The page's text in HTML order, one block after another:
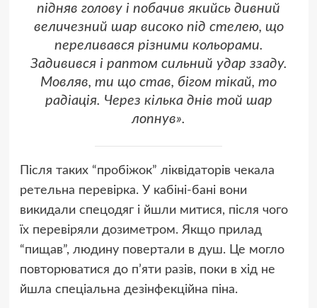
підняв голову і побачив якийсь дивний
величезний шар високо під стелею, що
переливався різними кольорами.
Задивився і раптом сильний удар ззаду.
Мовляв, ти що став, бігом тікай, то
радіація. Через кілька днів той шар
лопнув».
Після таких “пробіжок” ліквідаторів чекала
ретельна перевірка. У кабіні-бані вони
викидали спецодяг і йшли митися, після чого
їх перевіряли дозиметром. Якщо прилад
“пищав”, людину повертали в душ. Це могло
повторюватися до п’яти разів, поки в хід не
йшла спеціальна дезінфекційна піна.